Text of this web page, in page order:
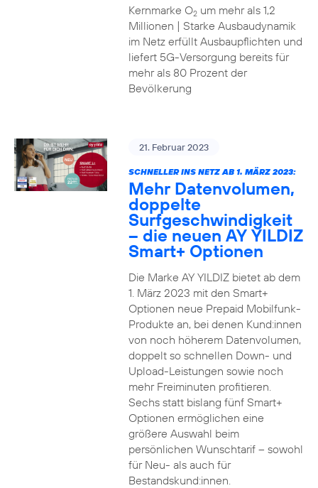
Kernmarke O2um mehr als 1,2
Millionen | Starke Ausbaudynamik
im Netz erfüllt Ausbaupflichten und
liefert 5G-Versorgung bereits für
mehr als 80 Prozent der
Bevölkerung
21. Februar 2023
SCHNELLER INS NETZ AB 1. MÄRZ 2023:
Mehr Datenvolumen,
doppelte
Surfgeschwindigkeit
– die neuen AY YILDIZ
Smart+ Optionen
Die Marke AY YILDIZ bietet ab dem
1. März 2023 mit den Smart+
Optionen neue Prepaid Mobilfunk-
Produkte an, bei denen Kund:innen
von noch höherem Datenvolumen,
doppelt so schnellen Down- und
Upload-Leistungen sowie noch
mehr Freiminuten profitieren.
Sechs statt bislang fünf Smart+
Optionen ermöglichen eine
größere Auswahl beim
persönlichen Wunschtarif – sowohl
für Neu- als auch für
Bestandskund:innen.